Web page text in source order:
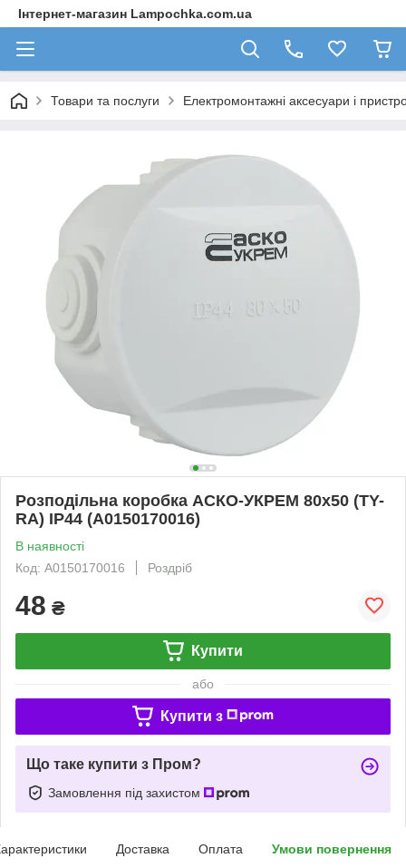
Інтернет-магазин Lampochka.com.ua
Товари та послуги Електромонтажні аксесуари і
Розподільна коробка АСКО-УКРЕМ 80x50 (TY-
RA) IP44 (A0150170016)
В наявності
Код: A0150170016
Роздріб
48 ₴
Купити
або
Купити з
Що таке купити з Пром?
Замовлення під захистом
Доставка Оплата Умови повернення